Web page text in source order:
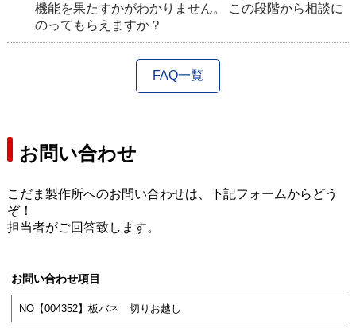
機能を果たすかがわかりません。 この段階から相談に
のってもらえますか？
FAQ一覧
お問い合わせ
こだま製作所へのお問い合わせは、下記フォームからどう
ぞ！
担当者がご回答致します。
お問い合わせ項目